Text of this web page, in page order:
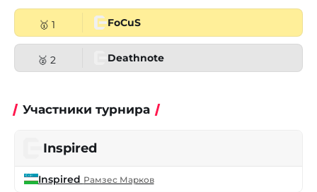
🥇 1 FoCuS
🥈 2 Deathnote
Участники турнира
Inspired
Inspired Рамзес Марков